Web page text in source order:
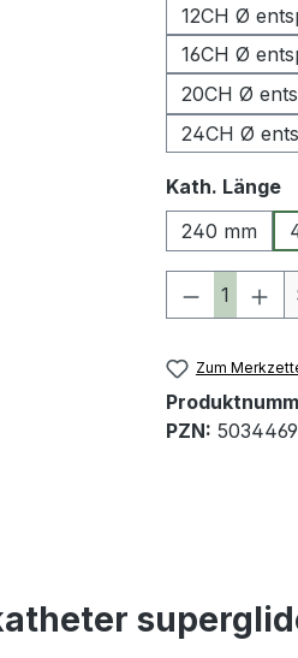
12CH Ø
16CH Ø
20CH Ø
24CH Ø
Kath. Länge
240 mm
Produkt
Zum
PZN: 5034469